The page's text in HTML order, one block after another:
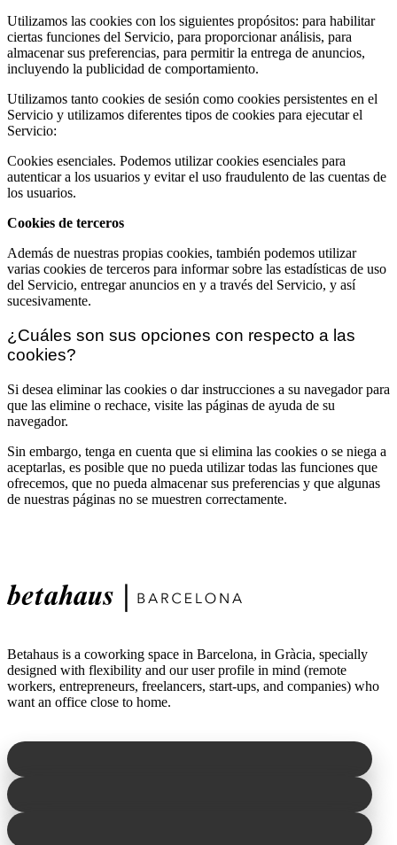
Utilizamos las cookies con los siguientes propósitos: para habilitar
ciertas funciones del Servicio, para proporcionar análisis, para
almacenar sus preferencias, para permitir la entrega de anuncios,
incluyendo la publicidad de comportamiento.
Utilizamos tanto cookies de sesión como cookies persistentes en el
Servicio y utilizamos diferentes tipos de cookies para ejecutar el
Servicio:
Cookies esenciales. Podemos utilizar cookies esenciales para
autenticar a los usuarios y evitar el uso fraudulento de las cuentas de
los usuarios.
Cookies de terceros
Además de nuestras propias cookies, también podemos utilizar
varias cookies de terceros para informar sobre las estadísticas de uso
del Servicio, entregar anuncios en y a través del Servicio, y así
sucesivamente.
¿Cuáles son sus opciones con respecto a las
cookies?
Si desea eliminar las cookies o dar instrucciones a su navegador para
que las elimine o rechace, visite las páginas de ayuda de su
navegador.
Sin embargo, tenga en cuenta que si elimina las cookies o se niega a
aceptarlas, es posible que no pueda utilizar todas las funciones que
ofrecemos, que no pueda almacenar sus preferencias y que algunas
de nuestras páginas no se muestren correctamente.
Betahaus is a coworking space in Barcelona, in Gràcia, specially
designed with flexibility and our user profile in mind (remote
workers, entrepreneurs, freelancers, start-ups, and companies) who
want an office close to home.